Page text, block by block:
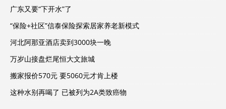
广东又要“下开水”了
“保险+社区”信泰保险探索居家养老新模式
河北阿那亚酒店卖到3000块一晚
万岁山接盘烂尾恒大文旅城
搬家报价570元 要5060元才肯上楼
这种水别再喝了 已被列为2A类致癌物